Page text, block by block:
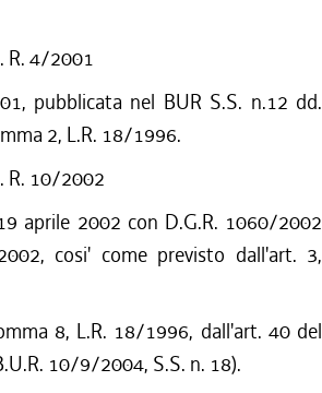
R. 4/2001
pubblicata nel BUR S.S. n.12 dd.
2, L.R. 18/1996.
R. 10/2002
aprile 2002 con D.G.R. 1060/2002
cosi' come previsto dall'art. 3,
8, L.R. 18/1996, dall'art. 40 del
10/9/2004, S.S. n. 18).